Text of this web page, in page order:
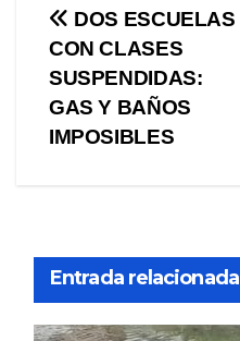
Navegación
de
entradas
DOS ESCUELAS
CON CLASES
SUSPENDIDAS:
GAS Y BAÑOS
IMPOSIBLES
Entrada relacionada